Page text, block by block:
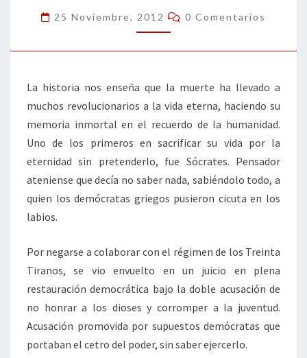
25 Noviembre, 2012 Comentarios
0 Comentarios
La historia nos enseña que la muerte ha llevado a
muchos revolucionarios a la vida eterna, haciendo su
memoria inmortal en el recuerdo de la humanidad.
Uno de los primeros en sacrificar su vida por la
eternidad sin pretenderlo, fue Sócrates. Pensador
ateniense que decía no saber nada, sabiéndolo todo, a
quien los demócratas griegos pusieron cicuta en los
labios.
Por negarse a colaborar con el régimen de los Treinta
Tiranos, se vio envuelto en un juicio en plena
restauración democrática bajo la doble acusación de
no honrar a los dioses y corromper a la juventud.
Acusación promovida por supuestos demócratas que
portaban el cetro del poder, sin saber ejercerlo.